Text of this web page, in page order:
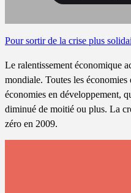
Pour sortir de la crise plus
Le ralentissement économique
mondiale. Toutes les
économies en développement,
diminué de moitié ou plus. La
zéro en 2009.